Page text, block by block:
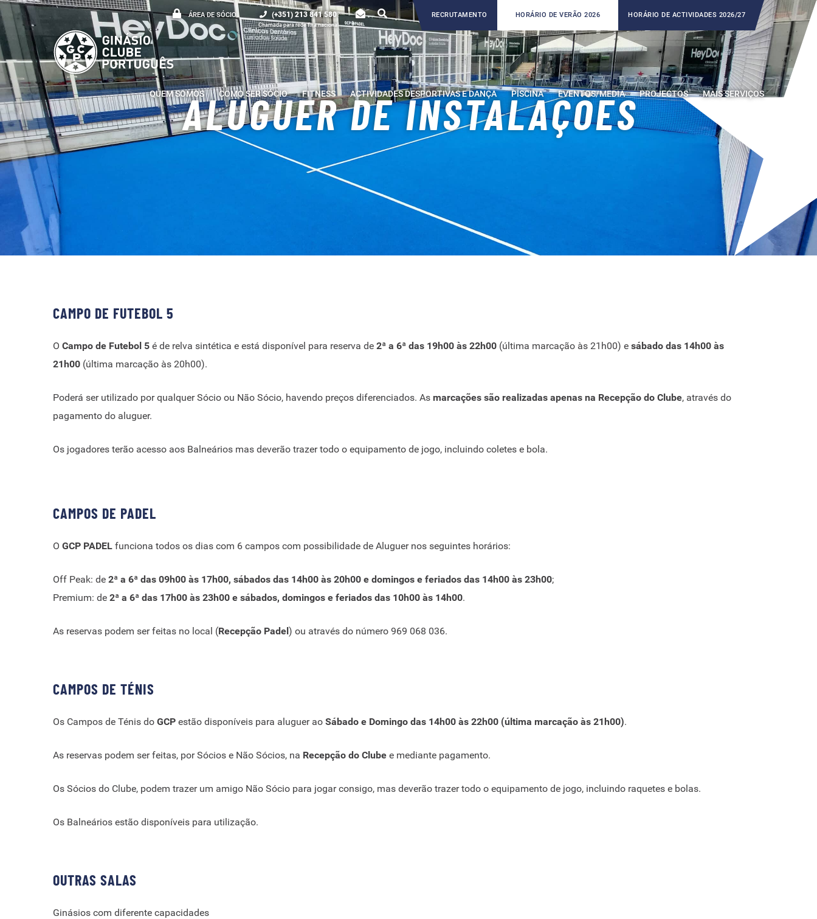
ÁREA DE SÓCIO (+351) 213 841 580
Chamada para rede fixa nacional
RECRUTAMENTO HORÁRIO DE VERÃO 2026 HORÁRIO DE ACTIVIDADES 2026/27
QUEM SOMOS COMO SER SÓCIO FITNESS ACTIVIDADES DESPORTIVAS E DANÇA PISCINA EVENTOS/MEDIA PROJECTOS MAIS SERVIÇOS
ALUGUER DE INSTALAÇÕES
CAMPO DE FUTEBOL 5
O Campo de Futebol 5 é de relva sintética e está disponível para reserva de 2ª a 6ª das 19h00 às 22h00 (última marcação às 21h00) e sábado das 14h00 às
21h00 (última marcação às 20h00).
Poderá ser utilizado por qualquer Sócio ou Não Sócio, havendo preços diferenciados. As marcações são realizadas apenas na Recepção do Clube, através do
pagamento do aluguer.
Os jogadores terão acesso aos Balneários mas deverão trazer todo o equipamento de jogo, incluindo coletes e bola.
CAMPOS DE PADEL
O GCP PADEL funciona todos os dias com 6 campos com possibilidade de Aluguer nos seguintes horários:
Off Peak: de 2ª a 6ª das 09h00 às 17h00, sábados das 14h00 às 20h00 e domingos e feriados das 14h00 às 23h00;
Premium: de 2ª a 6ª das 17h00 às 23h00 e sábados, domingos e feriados das 10h00 às 14h00.
As reservas podem ser feitas no local (Recepção Padel) ou através do número 969 068 036.
CAMPOS DE TÉNIS
Os Campos de Ténis do GCP estão disponíveis para aluguer ao Sábado e Domingo das 14h00 às 22h00 (última marcação às 21h00).
As reservas podem ser feitas, por Sócios e Não Sócios, na Recepção do Clube e mediante pagamento.
Os Sócios do Clube, podem trazer um amigo Não Sócio para jogar consigo, mas deverão trazer todo o equipamento de jogo, incluindo raquetes e bolas.
Os Balneários estão disponíveis para utilização.
OUTRAS SALAS
Ginásios com diferente capacidades